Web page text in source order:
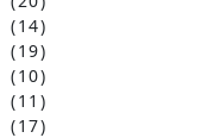
(14)
(19)
(10)
(11)
(17)